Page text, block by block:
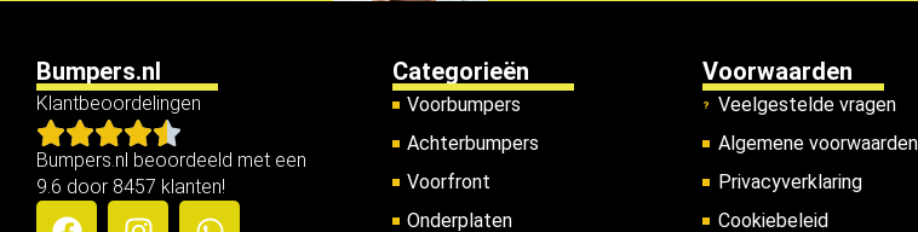
Bumpers.nl
Klantbeoordelingen
Bumpers.nl beoordeeld met een
9.6 door 8457 klanten!
Categorieën
Voorbumpers
Achterbumpers
Voorfront
Onderplaten
Voorwaarden
Veelgestelde vragen
Algemene voorwaarden
Privacyverklaring
Cookiebeleid